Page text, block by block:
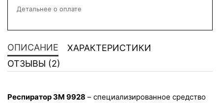
Детальнее о оплате
ОПИСАНИЕ
ХАРАКТЕРИСТИКИ
ОТЗЫВЫ (2)
Респиратор 3M 9928 – специализированное средство